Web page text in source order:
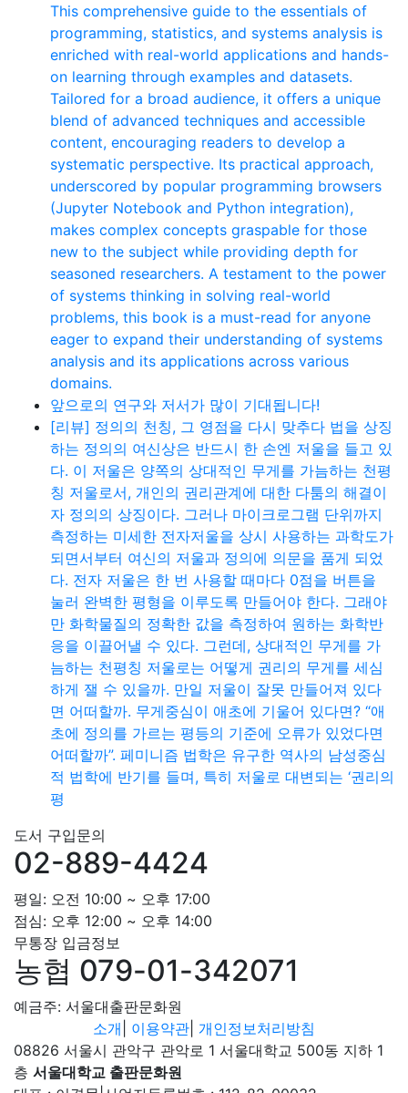
This comprehensive guide to the essentials of
programming, statistics, and systems analysis is
enriched with real-world applications and hands-
on learning through examples and datasets.
Tailored for a broad audience, it offers a unique
blend of advanced techniques and accessible
content, encouraging readers to develop a
systematic perspective. Its practical approach,
underscored by popular programming browsers
(Jupyter Notebook and Python integration),
makes complex concepts graspable for those
new to the subject while providing depth for
seasoned researchers. A testament to the power
of systems thinking in solving real-world
problems, this book is a must-read for anyone
eager to expand their understanding of systems
analysis and its applications across various
domains.
앞으로의 연구와 저서가 많이 기대됩니다!
[리뷰] 정의의 천칭, 그 영점을 다시 맞추다 법을 상징
하는 정의의 여신상은 반드시 한 손엔 저울을 들고 있
다. 이 저울은 양쪽의 상대적인 무게를 가늠하는 천평
칭 저울로서, 개인의 권리관계에 대한 다툼의 해결이
자 정의의 상징이다. 그러나 마이크로그램 단위까지
측정하는 미세한 전자저울을 상시 사용하는 과학도가
되면서부터 여신의 저울과 정의에 의문을 품게 되었
다. 전자 저울은 한 번 사용할 때마다 0점을 버튼을
눌러 완벽한 평형을 이루도록 만들어야 한다. 그래야
만 화학물질의 정확한 값을 측정하여 원하는 화학반
응을 이끌어낼 수 있다. 그런데, 상대적인 무게를 가
늠하는 천평칭 저울로는 어떻게 권리의 무게를 세심
하게 잴 수 있을까. 만일 저울이 잘못 만들어져 있다
면 어떠할까. 무게중심이 애초에 기울어 있다면? “애
초에 정의를 가르는 평등의 기준에 오류가 있었다면
어떠할까”. 페미니즘 법학은 유구한 역사의 남성중심
적 법학에 반기를 들며, 특히 저울로 대변되는 ‘권리의
평
도서 구입문의
02-889-4424
평일: 오전 10:00 ~ 오후 17:00
점심: 오후 12:00 ~ 오후 14:00
무통장 입금정보
농협 079-01-342071
예금주: 서울대출판문화원
소개
이용약관 개인정보처리방침
08826 서울시 관악구 관악로 1 서울대학교 500동 지하 1
층 서울대학교 출판문화원